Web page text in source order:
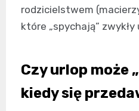
rodzicielstwem
które „spychają”
Czy urlop może
kiedy się